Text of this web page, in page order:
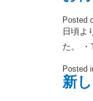
Posted
日頃よ
た。
Posted
新